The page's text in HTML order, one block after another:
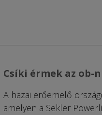
Csíki érmek az ob-n
A hazai erőemelő
amelyen a Sekler